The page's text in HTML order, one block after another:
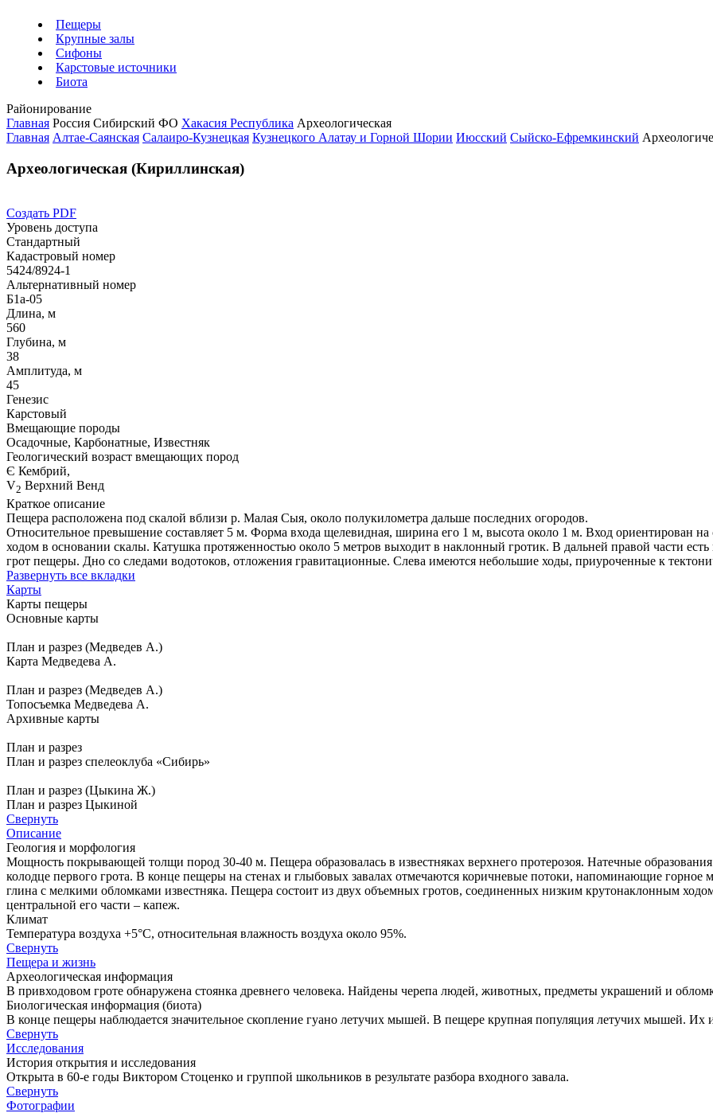
Пещеры
Крупные залы
Сифоны
Карстовые источники
Биота
Районирование
Главная Россия Сибирский ФО Хакасия Республика Археологическая
Главная Алтае-Саянская Салаиро-Кузнецкая Кузнецкого Алатау и Горной Шории Июсский Сыйско-Ефремкинский
Археологическая (Кириллинская)
Создать PDF
Уровень доступа
Стандартный
Кадастровый номер
5424/8924-1
Альтернативный номер
Б1а-05
Длина, м
560
Глубина, м
38
Амплитуда, м
45
Генезис
Карстовый
Вмещающие породы
Осадочные, Карбонатные, Известняк
Геологический возраст вмещающих пород
Є Кембрий,
V2 Верхний Венд
Краткое описание
Пещера расположена под скалой вблизи р. Малая Сыя, около полукилометра дальше последних огородов.
Относительное превышение составляет 5 м. Форма входа щелевидная, ширина его 1 м, высота около 1 м. Вход ориентирован
ходом в основании скалы. Катушка протяженностью около 5 метров выходит в наклонный гротик. В дальней правой части
грот пещеры. Дно со следами водотоков, отложения гравитационные. Слева имеются небольшие ходы, приуроченные к
Развернуть все вкладки
Карты
Карты пещеры
Основные карты
План и разрез (Медведев А.)
Карта Медведева А.
План и разрез (Медведев А.)
Топосъемка Медведева А.
Архивные карты
План и разрез
План и разрез спелеоклуба «Сибирь»
План и разрез (Цыкина Ж.)
План и разрез Цыкиной
Свернуть
Описание
Геология и морфология
Мощность покрывающей толщи пород 30-40 м. Пещера образовалась в известняках верхнего протерозоя. Натечные
колодце первого грота. В конце пещеры на стенах и глыбовых завалах отмечаются коричневые потоки, напоминающие горное
глина с мелкими обломками известняка. Пещера состоит из двух объемных гротов, соединенных низким крутонаклонным
центральной его части – капеж.
Климат
Температура воздуха +5°С, относительная влажность воздуха около 95%.
Свернуть
Пещера и жизнь
Археологическая информация
В привходовом гроте обнаружена стоянка древнего человека. Найдены черепа людей, животных, предметы украшений и
Биологическая информация (биота)
В конце пещеры наблюдается значительное скопление гуано летучих мышей. В пещере крупная популяция летучих мышей. Их
Свернуть
Исследования
История открытия и исследования
Открыта в 60-е годы Виктором Стоценко и группой школьников в результате разбора входного завала.
Свернуть
Фотографии